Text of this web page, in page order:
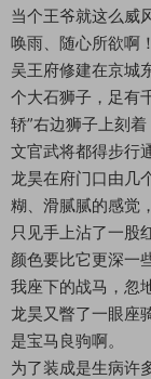
当个王爷就这么威
唤雨、随心所欲啊！
吴王府修建在京城
个大石狮子，足有
轿”右边狮子上刻
文官武将都得步行
龙昊在府门口由几
糊、滑腻腻的感觉
只见手上沾了一股
颜色要比它更深一
我座下的战马，忽
龙昊又瞥了一眼座
是宝马良驹啊。
为了装成是生病许